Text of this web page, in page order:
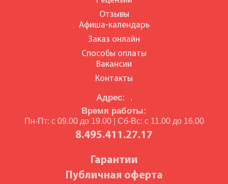
Адрес: ,
Время работы:
Пн-Пт: с 09.00 до 19.00 | Сб-Вс: с 11.00 до 16.00
8.495.411.27.17
Гарантии
Публичная оферта
Отзывы
Афиша-календарь
Заказ онлайн
Способы оплаты
Вакансии
Контакты